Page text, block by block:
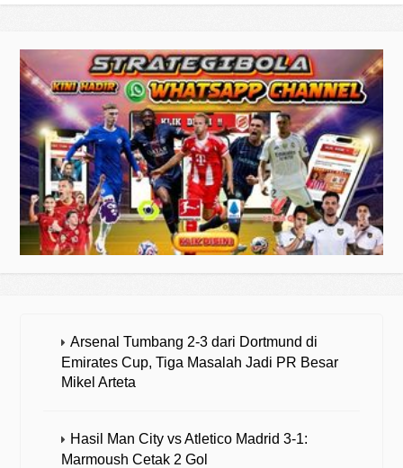
Arsenal Tumbang 2-3 dari Dortmund di
Emirates Cup, Tiga Masalah Jadi PR Besar
Mikel Arteta
Hasil Man City vs Atletico Madrid 3-1:
Marmoush Cetak 2 Gol